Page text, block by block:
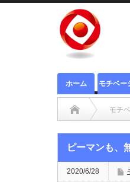
ホーム モチベー
ョンUP
モチ
ピーマンも、
2020/6/28